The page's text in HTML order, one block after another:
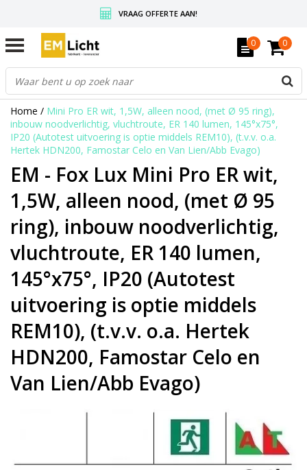
VRAAG OFFERTE AAN!
GRATIS VERZENDING BOVEN DE € 350,-
WEDERVERKOPERS KRIJGEN ALTIJD KORTING, INFORMEER!
0 0
Home / Mini Pro ER wit, 1,5W, alleen nood, (met Ø 95 ring),
inbouw noodverlichtig, vluchtroute, ER 140 lumen, 145°x75°,
IP20 (Autotest uitvoering is optie middels REM10), (t.v.v. o.a.
Hertek HDN200, Famostar Celo en Van Lien/Abb Evago)
EM - Fox Lux Mini Pro ER wit,
1,5W, alleen nood, (met Ø 95
ring), inbouw noodverlichtig,
vluchtroute, ER 140 lumen,
145°x75°, IP20 (Autotest
uitvoering is optie middels
REM10), (t.v.v. o.a. Hertek
HDN200, Famostar Celo en
Van Lien/Abb Evago)